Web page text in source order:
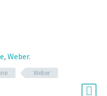
, Weber.
Weber